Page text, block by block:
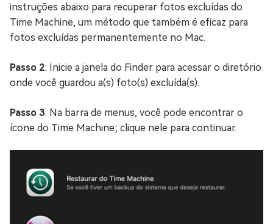
instruções abaixo para recuperar fotos excluídas do
Time Machine, um método que também é eficaz para
fotos excluídas permanentemente no Mac.
Passo 2: Inicie a janela do Finder para acessar o diretório
onde você guardou a(s) foto(s) excluída(s).
Passo 3: Na barra de menus, você pode encontrar o
ícone do Time Machine; clique nele para continuar.